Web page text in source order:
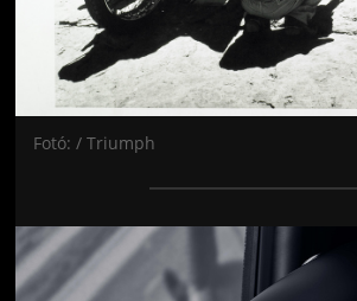
Fotó: / Triumph
Jön még kép!